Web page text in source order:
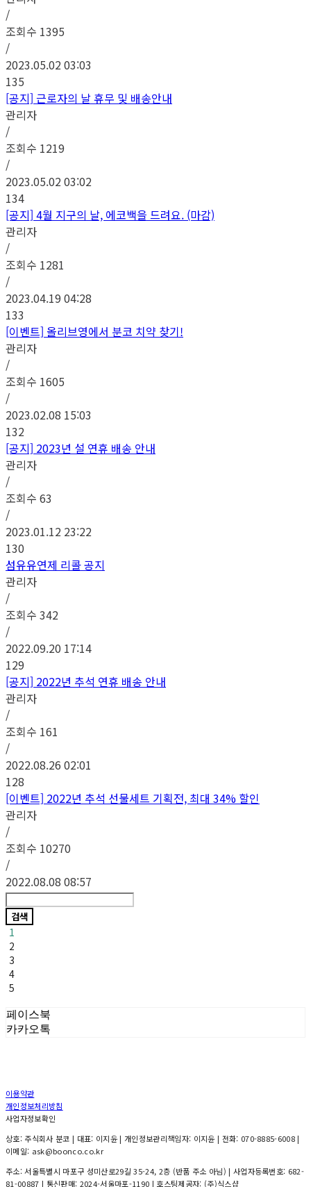
/
조회수 1395
/
2023.05.02 03:03
135
[공지] 근로자의 날 휴무 및 배송안내
관리자
/
조회수 1219
/
2023.05.02 03:02
134
[공지] 4월 지구의 날, 에코백을 드려요. (마감)
관리자
/
조회수 1281
/
2023.04.19 04:28
133
[이벤트] 올리브영에서 분코 치약 찾기!
관리자
/
조회수 1605
/
2023.02.08 15:03
132
[공지] 2023년 설 연휴 배송 안내
관리자
/
조회수 63
/
2023.01.12 23:22
130
섬유유연제 리콜 공지
관리자
/
조회수 342
/
2022.09.20 17:14
129
[공지] 2022년 추석 연휴 배송 안내
관리자
/
조회수 161
/
2022.08.26 02:01
128
[이벤트] 2022년 추석 선물세트 기획전, 최대 34% 할인
관리자
/
조회수 10270
/
2022.08.08 08:57
검색
1
2
3
4
5
페이스북
카카오톡
이용약관
개인정보처리방침
사업자정보확인
상호: 주식회사 분코 | 대표: 이지윤 | 개인정보관리책임자: 이지윤 | 전화: 070-8885-6008 |
이메일: ask@boonco.co.kr
주소: 서울특별시 마포구 성미산로29길 35-24, 2층 (반품 주소 아님) | 사업자등록번호: 682-
81-00887 | 통신판매: 2024-서울마포-1190 | 호스팅제공자: (주)식스샵